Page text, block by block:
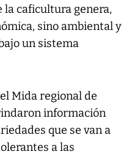
la caficultura genera,
sino ambiental y
un sistema
Mida regional de
información
que se van a
a las